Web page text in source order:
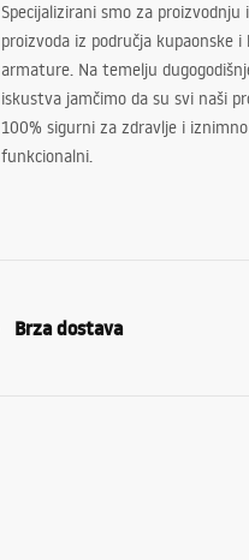
Specijalizirani smo za proizvodnju
proizvoda iz područja kupaonske i
armature. Na temelju
iskustva jamčimo da su svi naši
100% sigurni za zdravlje i iznimno
funkcionalni.
Brza dostava